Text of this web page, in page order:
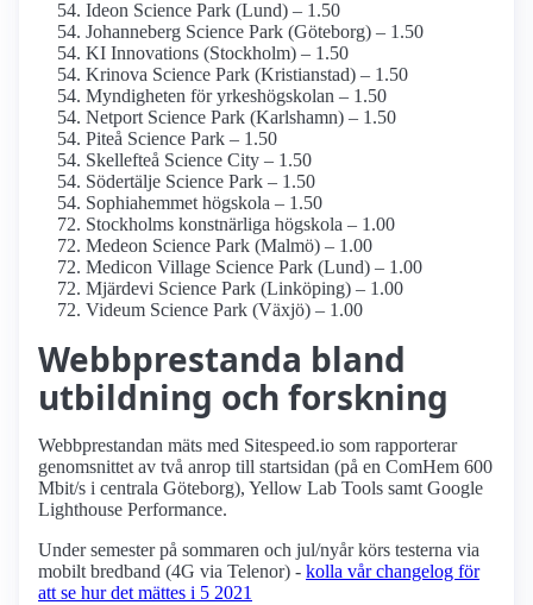
Ideon Science Park (Lund) – 1.50
Johanneberg Science Park (Göteborg) – 1.50
KI Innovations (Stockholm) – 1.50
Krinova Science Park (Kristianstad) – 1.50
Myndigheten för yrkes­högskolan – 1.50
Netport Science Park (Karlshamn) – 1.50
Piteå Science Park – 1.50
Skellefteå Science City – 1.50
Södertälje Science Park – 1.50
Sophiahemmet högskola – 1.50
Stockholms konstnärliga högskola – 1.00
Medeon Science Park (Malmö) – 1.00
Medicon Village Science Park (Lund) – 1.00
Mjärdevi Science Park (Linköping) – 1.00
Videum Science Park (Växjö) – 1.00
Webbprestanda bland
utbildning och forskning
Webbprestandan mäts med Sitespeed.io som rapporterar
genomsnittet av två anrop till startsidan (på en ComHem 600
Mbit/s i centrala Göteborg), Yellow Lab Tools samt Google
Lighthouse Performance.
Under semester på sommaren och jul/nyår körs testerna via
mobilt bredband (4G via Telenor) - kolla vår changelog för
att se hur det mättes i 5 2021